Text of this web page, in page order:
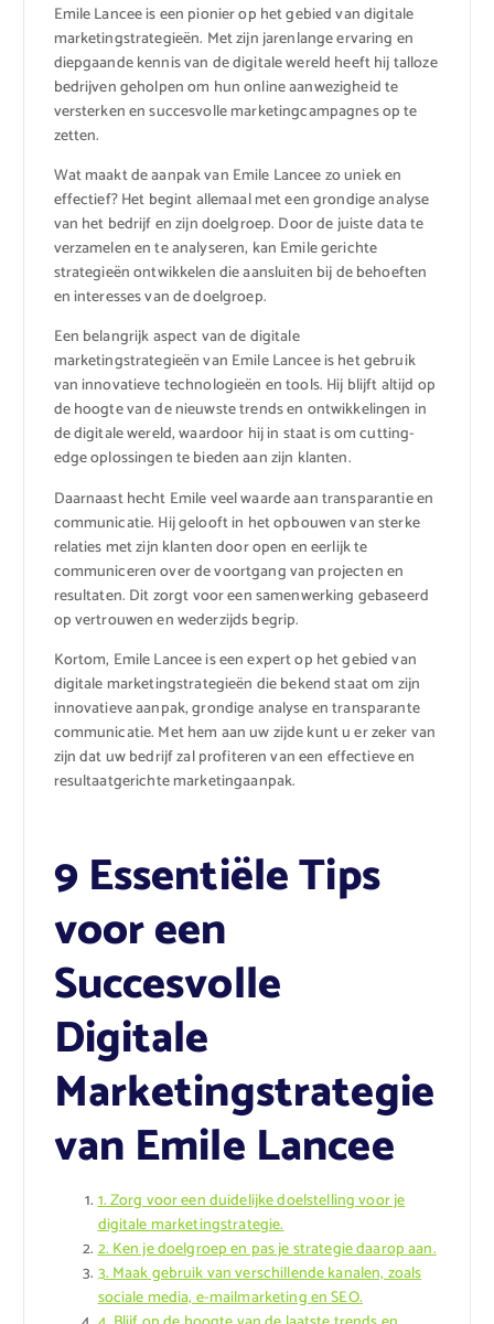
Emile Lancee is een pionier op het gebied van digitale
marketingstrategieën. Met zijn jarenlange ervaring en
diepgaande kennis van de digitale wereld heeft hij talloze
bedrijven geholpen om hun online aanwezigheid te
versterken en succesvolle marketingcampagnes op te
zetten.
Wat maakt de aanpak van Emile Lancee zo uniek en
effectief? Het begint allemaal met een grondige analyse
van het bedrijf en zijn doelgroep. Door de juiste data te
verzamelen en te analyseren, kan Emile gerichte
strategieën ontwikkelen die aansluiten bij de behoeften
en interesses van de doelgroep.
Een belangrijk aspect van de digitale
marketingstrategieën van Emile Lancee is het gebruik
van innovatieve technologieën en tools. Hij blijft altijd op
de hoogte van de nieuwste trends en ontwikkelingen in
de digitale wereld, waardoor hij in staat is om cutting-
edge oplossingen te bieden aan zijn klanten.
Daarnaast hecht Emile veel waarde aan transparantie en
communicatie. Hij gelooft in het opbouwen van sterke
relaties met zijn klanten door open en eerlijk te
communiceren over de voortgang van projecten en
resultaten. Dit zorgt voor een samenwerking gebaseerd
op vertrouwen en wederzijds begrip.
Kortom, Emile Lancee is een expert op het gebied van
digitale marketingstrategieën die bekend staat om zijn
innovatieve aanpak, grondige analyse en transparante
communicatie. Met hem aan uw zijde kunt u er zeker van
zijn dat uw bedrijf zal profiteren van een effectieve en
resultaatgerichte marketingaanpak.
9 Essentiële Tips
voor een
Succesvolle
Digitale
Marketingstrategie
van Emile Lancee
1. Zorg voor een duidelijke doelstelling voor je
digitale marketingstrategie.
2. Ken je doelgroep en pas je strategie daarop aan.
3. Maak gebruik van verschillende kanalen, zoals
sociale media, e-mailmarketing en SEO.